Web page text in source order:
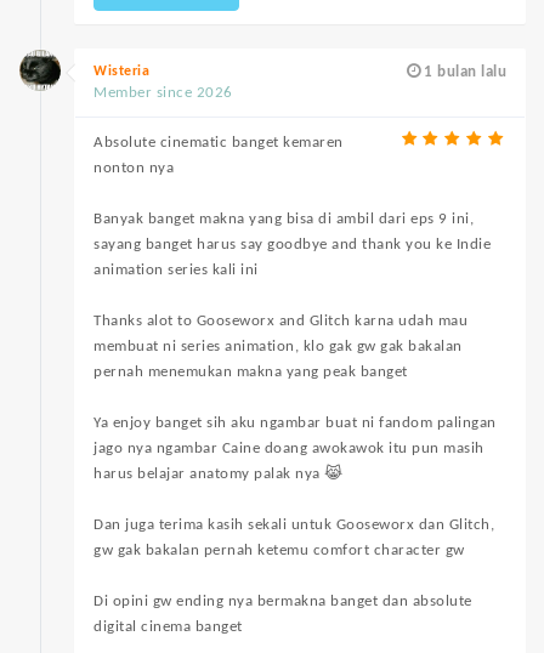
1 bulan lalu
Wisteria
Member since 2026
Absolute cinematic banget kemaren
nonton nya
Banyak banget makna yang bisa di ambil dari eps 9 ini,
sayang banget harus say goodbye and thank you ke Indie
animation series kali ini
Thanks alot to Gooseworx and Glitch karna udah mau
membuat ni series animation, klo gak gw gak bakalan
pernah menemukan makna yang peak banget
Ya enjoy banget sih aku ngambar buat ni fandom palingan
jago nya ngambar Caine doang awokawok itu pun masih
harus belajar anatomy palak nya 😹
Dan juga terima kasih sekali untuk Gooseworx dan Glitch,
gw gak bakalan pernah ketemu comfort character gw
Di opini gw ending nya bermakna banget dan absolute
digital cinema banget